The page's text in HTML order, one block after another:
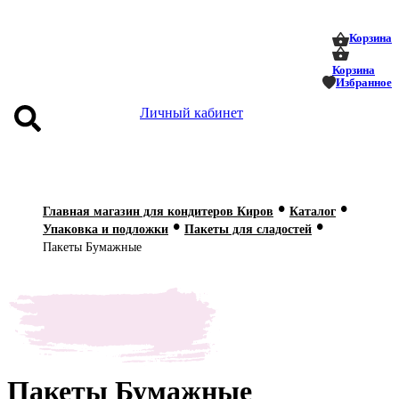
Корзина
Корзина
Избранное
Личный кабинет
оплата
О нас
Главная магазин для кондитеров Киров • Каталог •
Упаковка и подложки • Пакеты для сладостей •
Пакеты Бумажные
Пакеты Бумажные